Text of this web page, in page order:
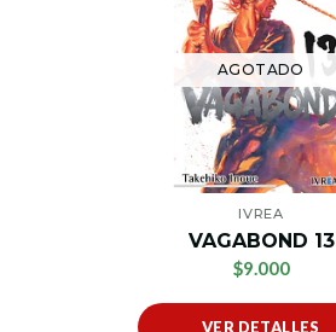
AGOTADO
IVREA
VAGABOND 13
$9.000
VER DETALLES